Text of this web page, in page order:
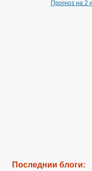
Прогноз на 2
Последнии блоги: